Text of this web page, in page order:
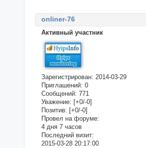
onliner-76
Активный участник
Зарегистрирован: 2014-03-29
Приглашений: 0
Сообщений: 771
Уважение: [+0/-0]
Позитив: [+0/-0]
Провел на форуме:
4 дня 7 часов
Последний визит:
2015-03-28 20:17:00